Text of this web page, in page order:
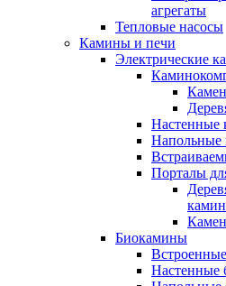
агрегаты
Тепловые насосы
Камины и печи
Электрические
Настенные
Напольные
Порталы
Биокамины
Настенные